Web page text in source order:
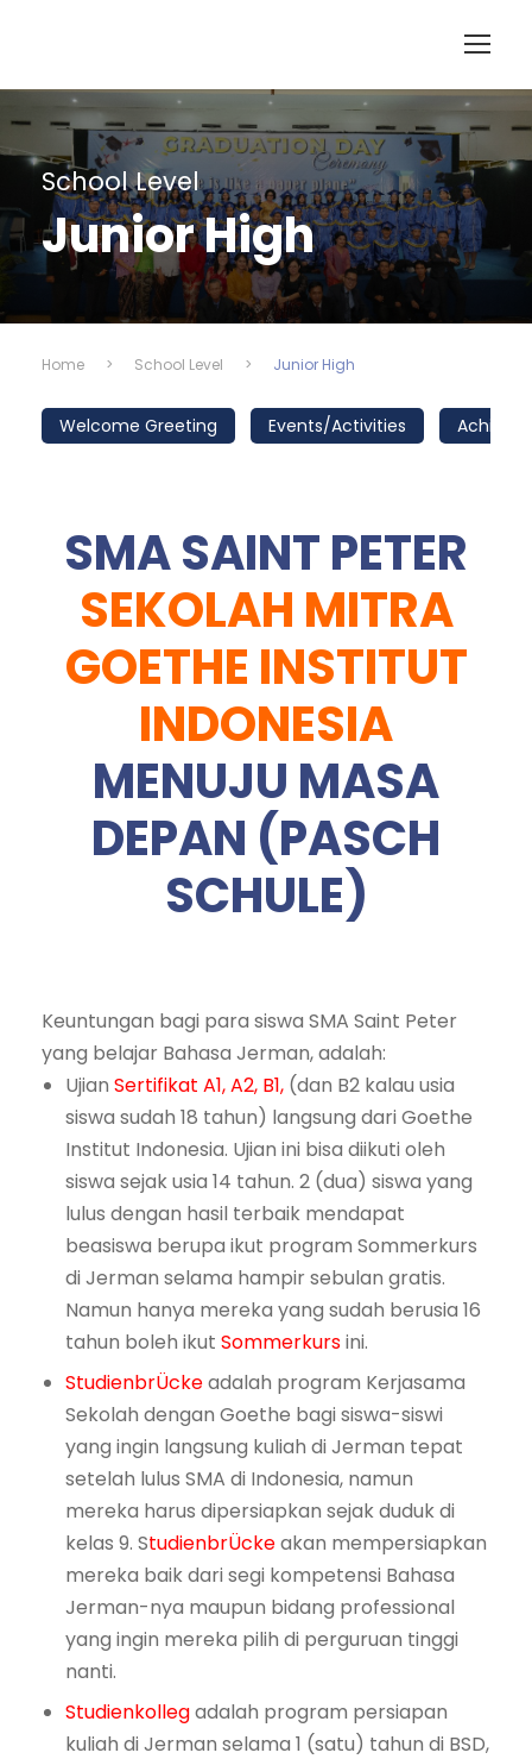
School Level
Junior High
Home > School Level > Junior High
Welcome Greeting Events/Activities
SMA SAINT PETER
SEKOLAH MITRA
GOETHE INSTITUT
INDONESIA
MENUJU MASA
DEPAN (PASCH
SCHULE)
Keuntungan bagi para siswa SMA Saint Peter
yang belajar Bahasa Jerman, adalah:
Ujian Sertifikat A1, A2, B1, (dan B2 kalau usia
siswa sudah 18 tahun) langsung dari Goethe
Institut Indonesia. Ujian ini bisa diikuti oleh
siswa sejak usia 14 tahun. 2 (dua) siswa yang
lulus dengan hasil terbaik mendapat
beasiswa berupa ikut program Sommerkurs
di Jerman selama hampir sebulan gratis.
Namun hanya mereka yang sudah berusia 16
tahun boleh ikut Sommerkursini.
StudienbrÜckeadalah program Kerjasama
Sekolah dengan Goethe bagi siswa-siswi
yang ingin langsung kuliah di Jerman tepat
setelah lulus SMA di Indonesia, namun
mereka harus dipersiapkan sejak duduk di
kelas 9. StudienbrÜckeakan mempersiapkan
mereka baik dari segi kompetensi Bahasa
Jerman-nya maupun bidang professional
yang ingin mereka pilih di perguruan tinggi
nanti.
Studienkollegadalah program persiapan
kuliah di Jerman selama 1 (satu) tahun di BSD,